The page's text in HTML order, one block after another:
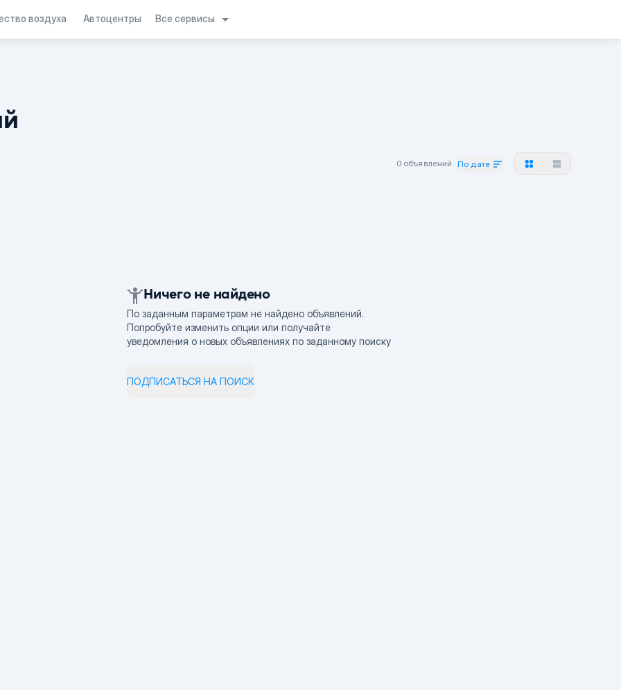
воздуха Автоцентры Все сервисы
0 объявлений По дате
Ничего не найдено
По заданным параметрам не найдено объявлений.
Попробуйте изменить опции или получайте
уведомления о новых объявлениях по заданному поиску
ПОДПИСАТЬСЯ НА ПОИСК